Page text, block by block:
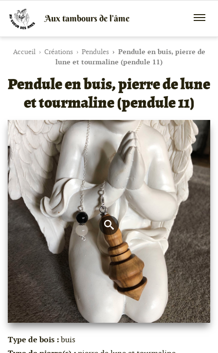
Aux tambours de l'âme
de
chamaniques,
peaux
et
et
peintures
canalisées,
soins
énergétiques,
stages
Accueil Créations Pendules
Pendule en buis, pierre de
lune et tourmaline (pendule 11)
Pendule en buis, pierre de lune
et tourmaline (pendule 11)
Type de bois :buis